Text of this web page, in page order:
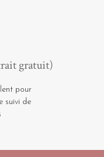
gratuit)
pour
suivi de